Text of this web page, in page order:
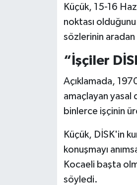
Küçük, 15-16
noktası
sözlerinin
“İşçiler
Açıklamada,
amaçlayan yasal
binlerce işçinin
Küçük, DİSK'in
konuşmayı
Kocaeli başta
söyledi.